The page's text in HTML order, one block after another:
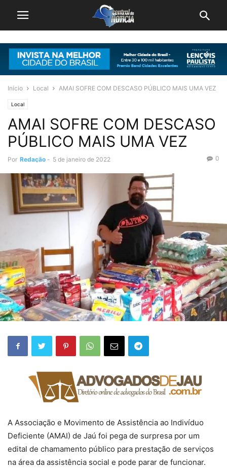
Início Local AMAI SOFRE COM DESCASO PÚBLICO MAIS UMA VEZ
Local
AMAI SOFRE COM DESCASO
PÚBLICO MAIS UMA VEZ
Por Redação - 5 de janeiro de 2022 0
A Associação e Movimento de Assistência ao Indivíduo
Deficiente (AMAI) de Jaú foi pega de surpresa por um
edital de chamamento público para prestação de serviços
na área da assistência social e pode parar de funcionar.